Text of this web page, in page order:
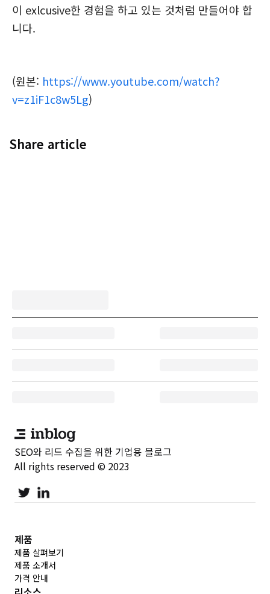
이 exlcusive한 경험을 하고 있는 것처럼 만들어야 합
니다.
(원본: https://www.youtube.com/watch?
v=z1iF1c8w5Lg)
Share article
SEO와 리드 수집을 위한 기업용 블로그
All rights reserved © 2023
제품
제품 살펴보기
제품 소개서
가격 안내